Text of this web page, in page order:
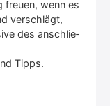
freu­en, wenn es
ver­schlägt,
des anschlie­
Tipps.